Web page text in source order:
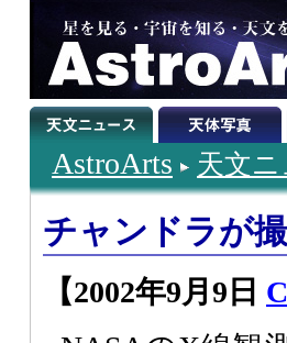
AstroArts 天文ニ
チャンドラが
【2002年9月9日